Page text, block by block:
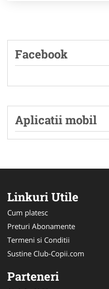
Facebook
Aplicatii mobil
Linkuri Utile
Cum platesc
Preturi Abonamente
Termeni si Conditii
Sustine Club-Copii.com
Parteneri